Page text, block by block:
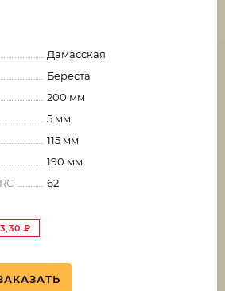
Дамасская
Береста
200 мм
5 мм
115 мм
190 мм
62
₽